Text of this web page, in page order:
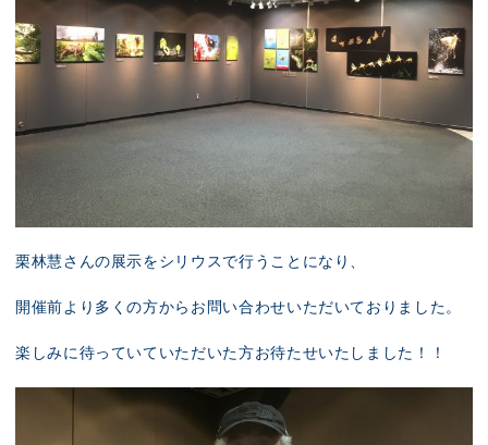
栗林慧さんの展示をシリウスで行うことになり、
開催前より多くの方からお問い合わせいただいておりました。
楽しみに待っていていただいた方お待たせいたしました！！